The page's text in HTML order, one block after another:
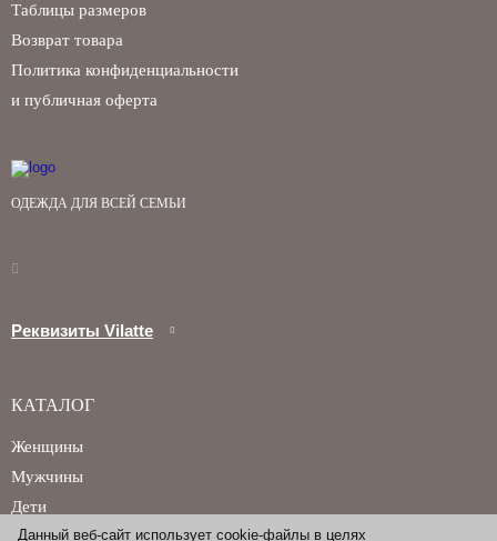
ОДЕЖДА ДЛЯ ВСЕЙ СЕМЬИ
Реквизиты Vilatte
Таблицы размеров
Возврат товара
Политика конфиденциальности
и публичная оферта
КАТАЛОГ
Женщины
Мужчины
Дети
Данный веб-сайт использует cookie-файлы в целях